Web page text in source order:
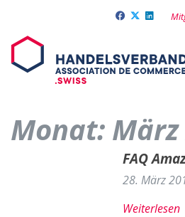
Monat:
FAQ
28. März
Weiterlesen